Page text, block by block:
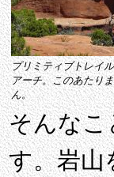
プリミティブトレイ
アーチ。このあたり
ん。
そんなこ
す。岩山